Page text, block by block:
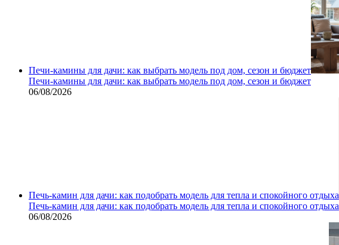
Печи-камины для дачи: как выбрать модель под дом, сезон и бюджет
Печи-камины для дачи: как выбрать модель под дом, сезон и бюджет
06/08/2026
Печь-камин для дачи: как подобрать модель для тепла и спокойного отдыха
Печь-камин для дачи: как подобрать модель для тепла и спокойного отдыха
06/08/2026